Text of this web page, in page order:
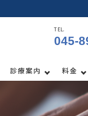
TEL.
045-
診療案内 料金